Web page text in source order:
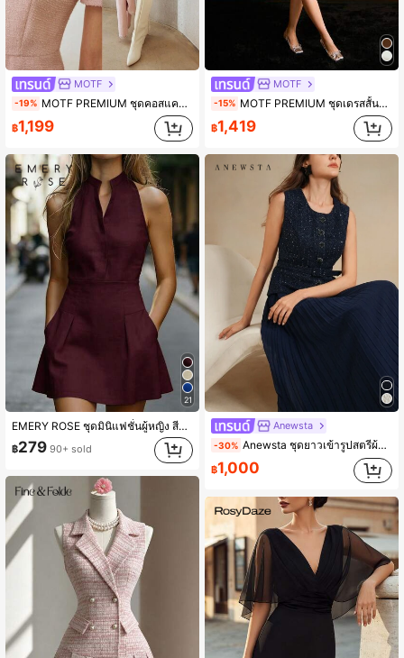
MOTF
-19% MOTF PREMIUM ชุดคอสแควร์ปัก ไข่มุก ทวีด ไม่มีเข็มขัด
฿1,199
21
EMERY ROSE ชุดมินิแฟชั่นผู้หญิง สีพื้น คอวี เว้า กระเป๋า แขนกุด
฿279 90+ sold
MOTF
-15% MOTF PREMIUM ชุดเดรสสั้นไหล่โบว์ปักเลื่อมตัดกัน
฿1,419
Anewsta
-30% Anewsta ชุดยาวเข้ารูปสตรีผ้าชีฟองคอนทราสท์ที่มีจีบ ชุดเมคซี่ทวีดสตรี
฿1,000